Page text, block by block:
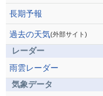
長期予報
過去の天気(外部サイト)
レーダー
雨雲レーダー
気象データ